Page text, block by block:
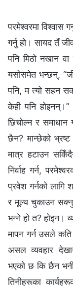
परमेश्‍वरमा विश्‍वास
गर्नु हो। सायद तँ
पनि मिठो नखान
यसोसमेत भन्छन्,
पनि, म त्यो सहन
केही पनि होइनन्।”
छिचोल्न र समाधान
छैन? मान्छेको भ्रष्ट
मात्र हटाउन
निर्वाह गर्न,
प्रवेश गर्नको
र मूल्य चुकाउन
भन्‍ने हो त? होइन।
मापन गर्न उसले
असल व्यवहार
भएको छ कि छैन भनी
तिनीहरूका